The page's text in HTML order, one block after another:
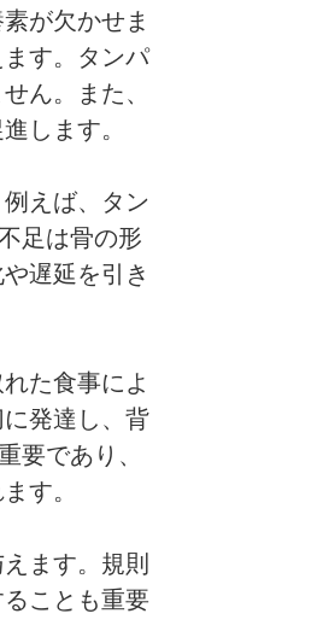
が欠かせま
す。タンパ
ん。また、
します。
えば、タン
足は骨の形
遅延を引き
た食事によ
発達し、背
要であり、
す。
ます。規則
ことも重要